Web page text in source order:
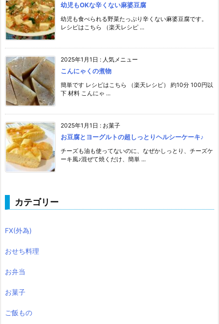
幼児もOKな辛くない麻婆豆腐
幼児も食べられる野菜たっぷり辛くない麻婆豆腐です。
レシピはこちら （楽天レシピ ...
2025年1月1日 : 人気メニュー
こんにゃくの煮物
簡単です レシピはこちら （楽天レシピ） 約10分 100円以
下 材料 こんにゃ ...
2025年1月1日 : お菓子
お豆腐とヨーグルトの超しっとりヘルシーケーキ♪
チーズも油も使ってないのに、なぜかしっとり、チーズケ
ーキ風♪混ぜて焼くだけ、簡単 ...
カテゴリー
FX(外為)
おせち料理
お弁当
お菓子
ご飯もの